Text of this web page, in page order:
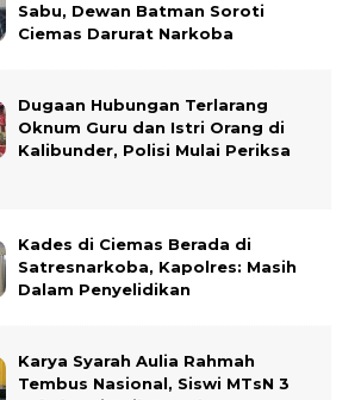
Sabu, Dewan Batman Soroti
Ciemas Darurat Narkoba
Dugaan Hubungan Terlarang
Oknum Guru dan Istri Orang di
Kalibunder, Polisi Mulai Periksa
Kades di Ciemas Berada di
Satresnarkoba, Kapolres: Masih
Dalam Penyelidikan
Karya Syarah Aulia Rahmah
Tembus Nasional, Siswi MTsN 3